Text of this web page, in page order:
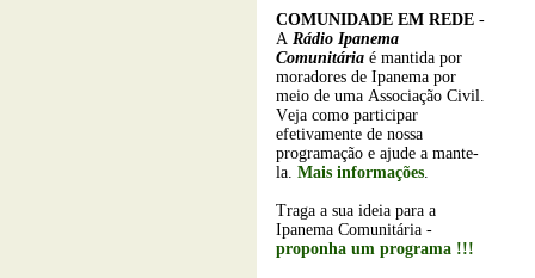
COMUNIDADE EM REDE -
A Rádio Ipanema
Comunitária é mantida por
moradores de Ipanema por
meio de uma Associação Civil.
Veja como participar
efetivamente de nossa
programação e ajude a mante-
la. Mais informações.
Traga a sua ideia para a
Ipanema Comunitária -
proponha um programa !!!